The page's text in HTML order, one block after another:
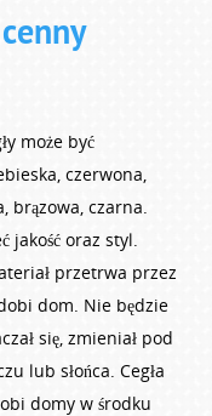
może być
czerwona,
brązowa, czarna.
jakość oraz styl.
przetrwa przez
dom. Nie będzie
się, zmieniał pod
lub słońca. Cegła
domy w środku